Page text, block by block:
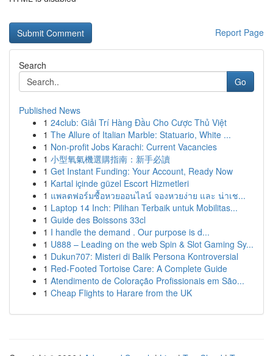
Report Page
Search
Go
Published News
1 24club: Giải Trí Hàng Đầu Cho Cược Thủ Việt
1 The Allure of Italian Marble: Statuario, White ...
1 Non-profit Jobs Karachi: Current Vacancies
1 小型氧氣機選購指南：新手必讀
1 Get Instant Funding: Your Account, Ready Now
1 Kartal içinde güzel Escort Hizmetleri
1 แพลตฟอร์มซื้อหวยออนไลน์ จองหวยง่าย และ น่าเช...
1 Laptop 14 Inch: Pilihan Terbaik untuk Mobilitas...
1 Guide des Boissons 33cl
1 I handle the demand . Our purpose is d...
1 U888 – Leading on the web Spin & Slot Gaming Sy...
1 Dukun707: Misteri di Balik Persona Kontroversial
1 Red-Footed Tortoise Care: A Complete Guide
1 Atendimento de Coloração Profissionais em São...
1 Cheap Flights to Harare from the UK